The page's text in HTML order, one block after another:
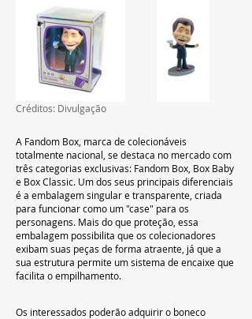
Créditos: Divulgação
A Fandom Box, marca de colecionáveis
totalmente nacional, se destaca no mercado com
três categorias exclusivas: Fandom Box, Box Baby
e Box Classic. Um dos seus principais diferenciais
é a embalagem singular e transparente, criada
para funcionar como um "case" para os
personagens. Mais do que proteção, essa
embalagem possibilita que os colecionadores
exibam suas peças de forma atraente, já que a
sua estrutura permite um sistema de encaixe que
facilita o empilhamento.
Os interessados poderão adquirir o boneco